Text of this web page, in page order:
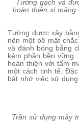
Tường gạch và
hoàn thiện xi
Tường được xây
nên một bề mặt
và đánh bóng bằng
kém phần bền
hoàn thiện với tấm
một cách tinh tế.
bật nhờ việc sử
Trần sử dụng mây